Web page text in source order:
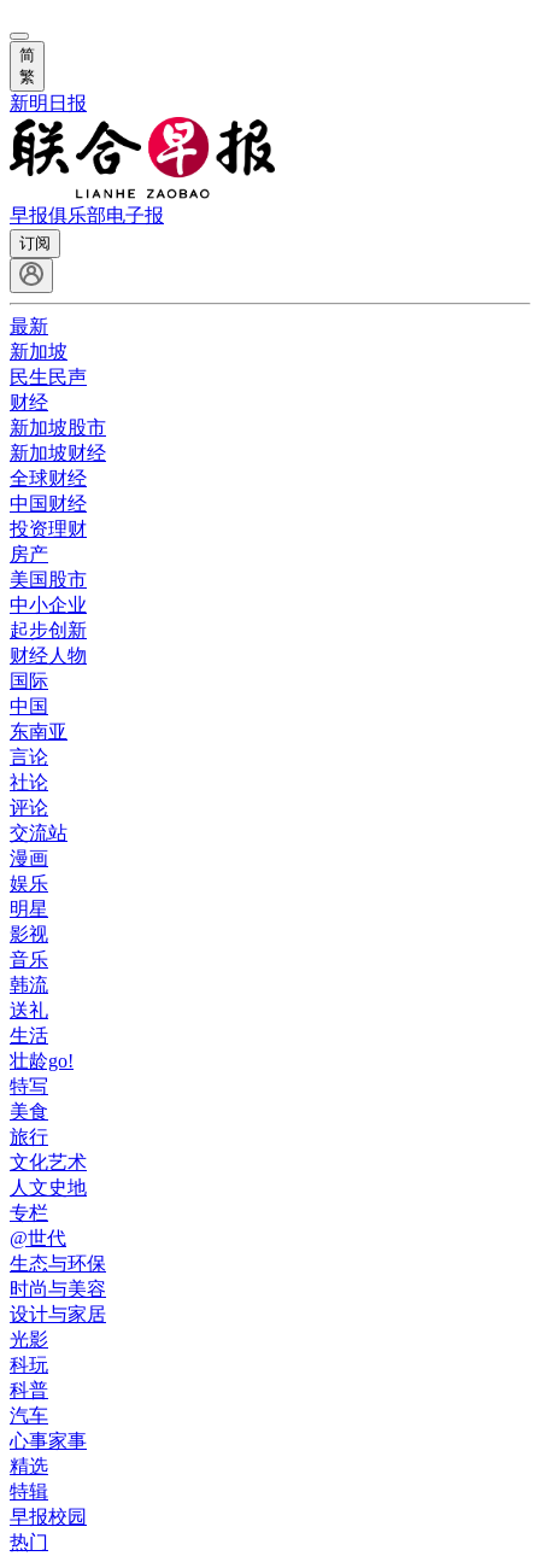
简
繁
新明日报
早报俱乐部电子报
订阅
最新
新加坡
民生民声
财经
新加坡股市
新加坡财经
全球财经
中国财经
投资理财
房产
美国股市
中小企业
起步创新
财经人物
国际
中国
东南亚
言论
社论
评论
交流站
漫画
娱乐
明星
影视
音乐
韩流
送礼
生活
壮龄go!
特写
美食
旅行
文化艺术
人文史地
专栏
@世代
生态与环保
时尚与美容
设计与家居
光影
科玩
科普
汽车
心事家事
精选
特辑
早报校园
热门